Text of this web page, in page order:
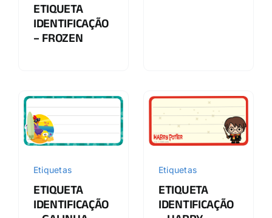
ETIQUETA
IDENTIFICAÇÃO
– FROZEN
Etiquetas
ETIQUETA
IDENTIFICAÇÃO
Etiquetas
ETIQUETA
IDENTIFICAÇÃO